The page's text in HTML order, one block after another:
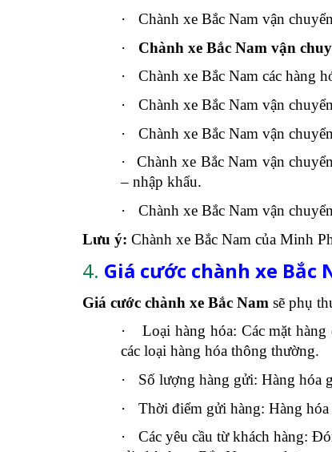
·
Chành xe Bắc Nam vận
·
Chành xe Bắc Nam vận
·
Chành xe Bắc Nam các hàng
·
Chành xe Bắc Nam vận
·
Chành xe Bắc Nam vận
·
Chành xe Bắc Nam vận
– nhập khẩu.
·
Chành xe Bắc Nam vận
Lưu ý: Chành xe Bắc Nam của Minh
4. Giá cước chành xe Bắc
Giá cước chành xe Bắc Nam sẽ phụ
·
Loại hàng hóa: Các mặt
các loại hàng hóa thông thường.
·
Số lượng hàng gửi: Hàng hóa
·
Thời điểm gửi hàng: Hàng
·
Các yêu cầu từ khách hàng: